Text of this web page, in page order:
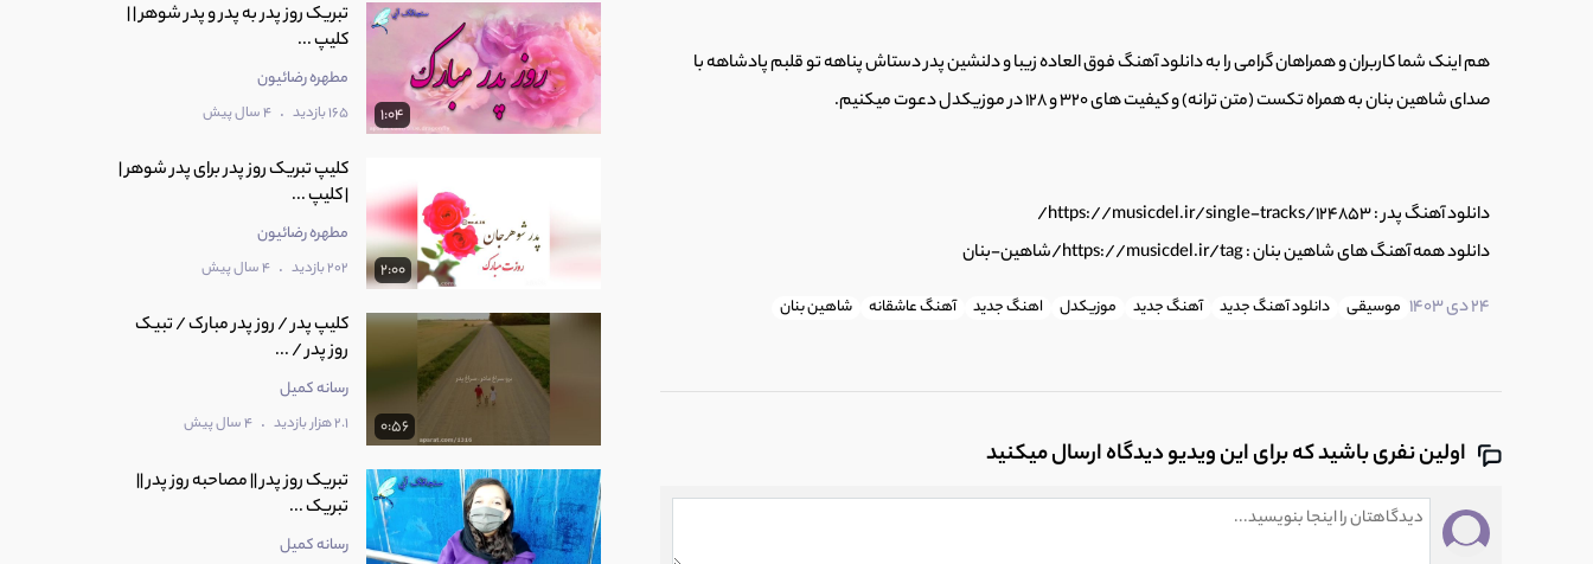
0:28
آهنگ غمگین بعد از رفتن از روزبه بمانی
0:28
0:28
اهنگ جدید ارمین زارعی (آرمین تو ای اف ام) به نام دارم هواتو
19 یوسف زمانی - تو این هوا آهنگ جدید
20
0:28
آهنگ نشونیت کجاست از مهراج منتشر شد
هم اینک شما کاربران و همراهان گرامی را به دانلود آهنگ فوق العاده زیبا و دلنشین پدر دستاش پناهه تو قلبم پادشاهه با
صدای شاهین بنان به همراه تکست (متن ترانه) و کیفیت های 320 و 128 در موزیکدل دعوت میکنیم.
دانلود آهنگ پدر : https://musicdel.ir/single-tracks/124853/
دانلود همه آهنگ های شاهین بنان : https://musicdel.ir/tag/شاهین-بنان
24 دی 1403
موسیقی دانلود آهنگ جدید آهنگ جدید موزیکدل اهنگ جدید آهنگ عاشقانه شاهین بنان
اولین نفری باشید که برای این ویدیو دیدگاه ارسال میکنید
1:04
تبریک روز پدر به پدر و پدر شوهر | |
کلیپ ...
مطهره رضائیون
165 بازدید . 4 سال پیش
2:00
کلیپ تبریک روز پدر برای پدر شوهر |
| کلیپ ...
مطهره رضائیون
202 بازدید . 4 سال پیش
0:56
کلیپ پدر / روز پدر مبارک / تبیک
روز پدر / ...
رسانه کمیل
2.1 هزار بازدید . 4 سال پیش
تبریک روز پدر || مصاحبه روز پدر ||
تبریک ...
رسانه کمیل